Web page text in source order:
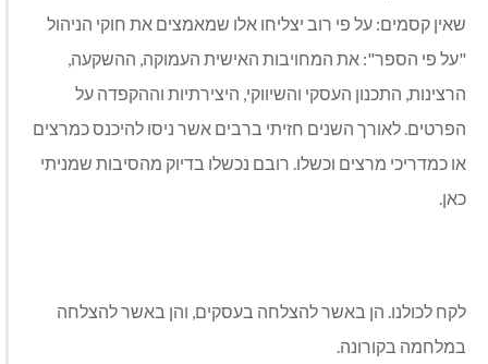
שאין קסמים: על פי רוב יצליחו אלו שמאמצים את חוקי הניהול
"על פי הספר": את המחויבות האישית העמוקה, ההשקעה,
הרצינות, התכנון העסקי והשיווקי, היצירתיות וההקפדה על
הפרטים. לאורך השנים חזיתי ברבים אשר ניסו להיכנס כמרצים
או כמדריכי מרצים וכשלו. רובם נכשלו בדיוק מהסיבות שמניתי
כאן.
לקח לכולנו. הן באשר להצלחה בעסקים, והן באשר להצלחה
במלחמה בקורונה.